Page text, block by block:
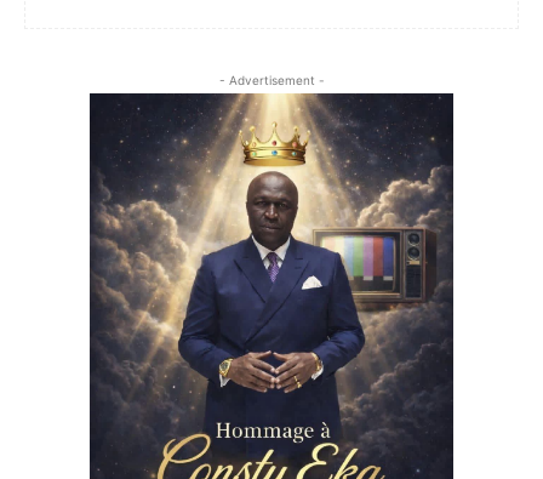
- Advertisement -